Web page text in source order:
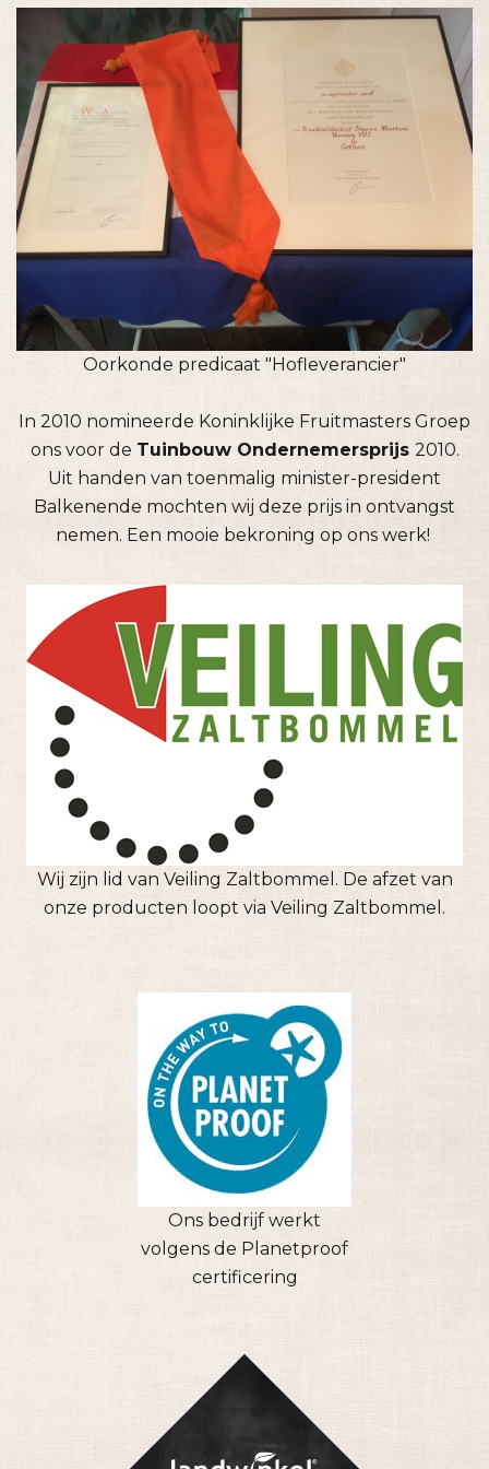
Oorkonde predicaat "Hofleverancier"
In 2010 nomineerde Koninklijke Fruitmasters Groep
ons voor de Tuinbouw Ondernemersprijs 2010.
Uit handen van toenmalig minister-president
Balkenende mochten wij deze prijs in ontvangst
nemen. Een mooie bekroning op ons werk!
Wij zijn lid van Veiling Zaltbommel. De afzet van
onze producten loopt via Veiling Zaltbommel.
Ons bedrijf werkt
volgens de Planetproof
certificering